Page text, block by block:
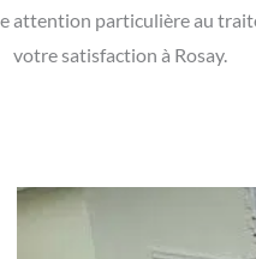
attention particulière au
votre satisfaction à Rosay.